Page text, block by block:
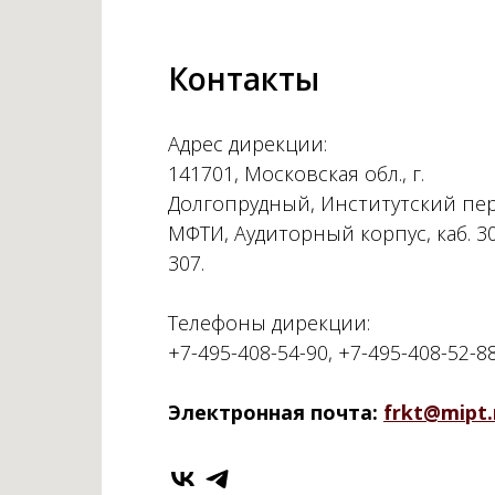
Контакты
Адрес дирекции:
141701, Московская обл., г.
Долгопрудный, Институтский
МФТИ, Аудиторный корпус, каб.
307.
Телефоны дирекции:
+7-495-408-54-90, +7-495-408-52-
Электронная почта: